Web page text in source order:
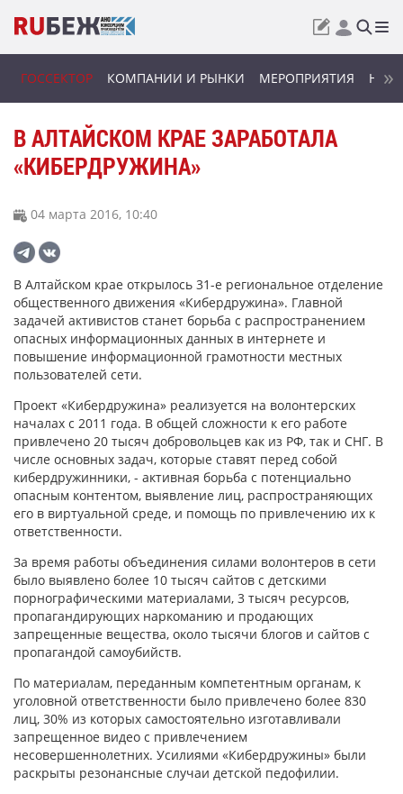
ГОССЕКТОР КОМПАНИИ И РЫНКИ МЕРОПРИЯТИЯ
В АЛТАЙСКОМ КРАЕ ЗАРАБОТАЛА
«КИБЕРДРУЖИНА»
04 марта 2016, 10:40
В Алтайском крае открылось 31-е региональное отделение
общественного движения «Кибердружина». Главной
задачей активистов станет борьба с распространением
опасных информационных данных в интернете и
повышение информационной грамотности местных
пользователей сети.
Проект «Кибердружина» реализуется на волонтерских
началах с 2011 года. В общей сложности к его работе
привлечено 20 тысяч добровольцев как из РФ, так и СНГ. В
числе основных задач, которые ставят перед собой
кибердружинники, - активная борьба с потенциально
опасным контентом, выявление лиц, распространяющих
его в виртуальной среде, и помощь по привлечению их к
ответственности.
За время работы объединения силами волонтеров в сети
было выявлено более 10 тысяч сайтов с детскими
порнографическими материалами, 3 тысяч ресурсов,
пропагандирующих наркоманию и продающих
запрещенные вещества, около тысячи блогов и сайтов с
пропагандой самоубийств.
По материалам, переданным компетентным органам, к
уголовной ответственности было привлечено более 830
лиц, 30% из которых самостоятельно изготавливали
запрещенное видео с привлечением
несовершеннолетних. Усилиями «Кибердружины» были
раскрыты резонансные случаи детской педофилии.